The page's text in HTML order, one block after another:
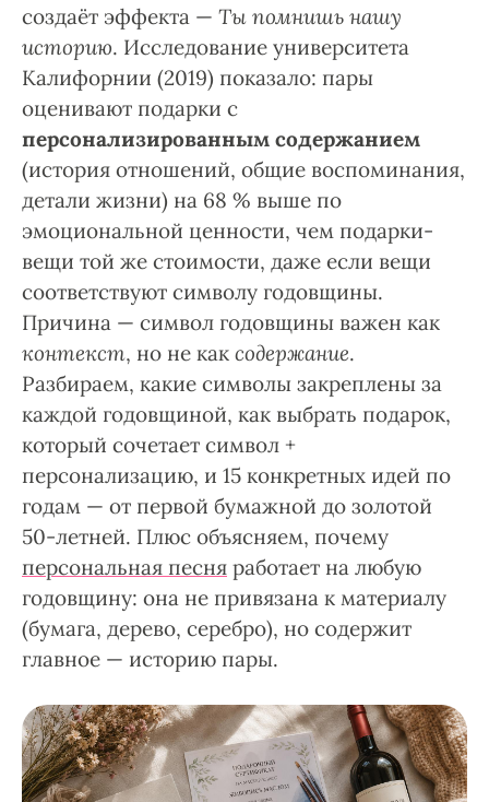
создаёт эффекта — Ты помнишь нашу
историю. Исследование университета
Калифорнии (2019) показало: пары
оценивают подарки с
персонализированным содержанием
(история отношений, общие воспоминания,
детали жизни) на 68 % выше по
эмоциональной ценности, чем подарки-
вещи той же стоимости, даже если вещи
соответствуют символу годовщины.
Причина — символ годовщины важен как
контекст, но не как содержание.
Разбираем, какие символы закреплены за
каждой годовщиной, как выбрать подарок,
который сочетает символ +
персонализацию, и 15 конкретных идей по
годам — от первой бумажной до золотой
50-летней. Плюс объясняем, почему
персональная песня работает на любую
годовщину: она не привязана к материалу
(бумага, дерево, серебро), но содержит
главное — историю пары.